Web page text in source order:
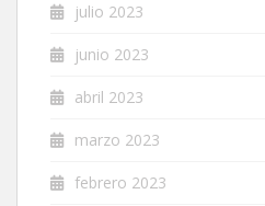
julio 2023
junio 2023
abril 2023
marzo 2023
febrero 2023